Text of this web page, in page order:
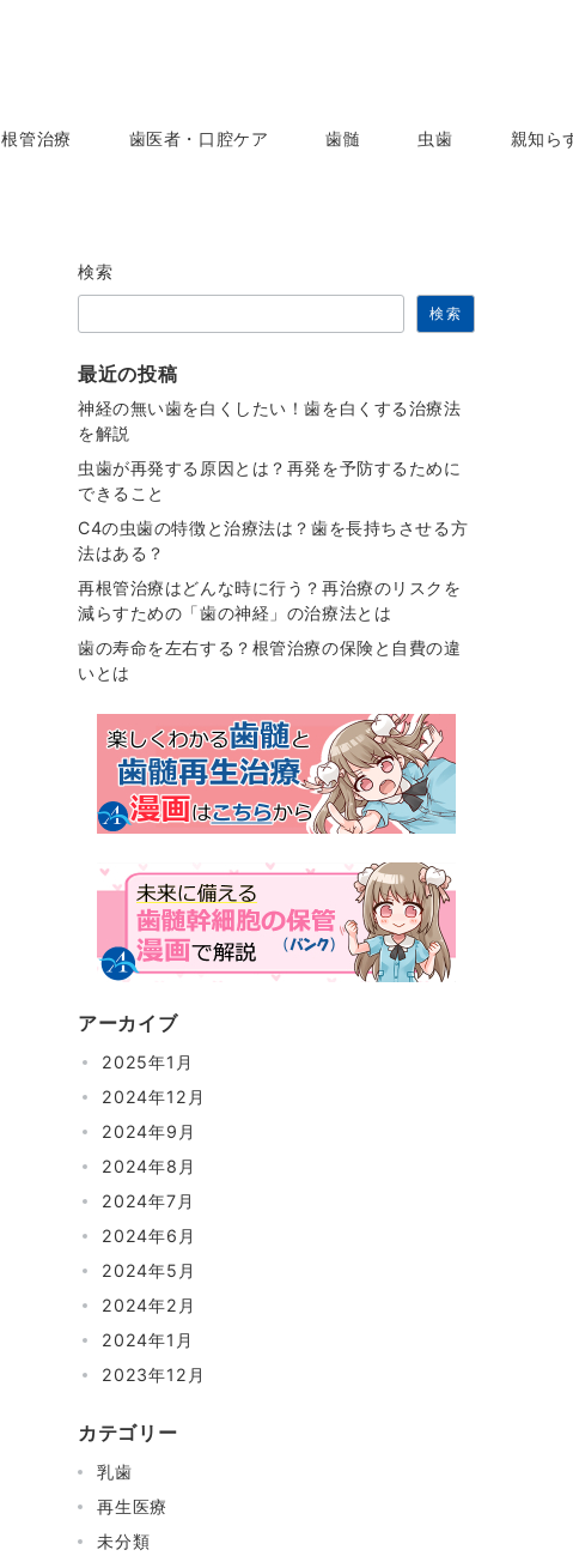
根管治療 歯医者・口腔ケア 歯髄 虫歯 親知ら
検索
検索
最近の投稿
神経の無い歯を白くしたい！歯を白くする治療法
を解説
虫歯が再発する原因とは？再発を予防するために
できること
C4の虫歯の特徴と治療法は？歯を長持ちさせる方
法はある？
再根管治療はどんな時に行う？再治療のリスクを
減らすための「歯の神経」の治療法とは
歯の寿命を左右する？根管治療の保険と自費の違
いとは
アーカイブ
2025年1月
2024年12月
2024年9月
2024年8月
2024年7月
2024年6月
2024年5月
2024年2月
2024年1月
2023年12月
カテゴリー
乳歯
再生医療
未分類